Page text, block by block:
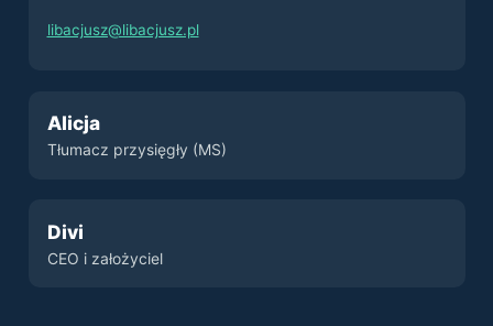
libacjusz@libacjusz.pl
Alicja
Tłumacz przysięgły (MS)
Divi
CEO i założyciel